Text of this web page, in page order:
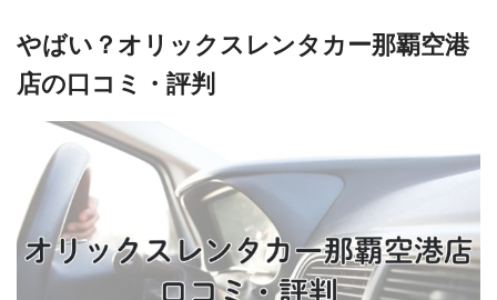
やばい？オリックスレンタカー那覇空港
店の口コミ・評判